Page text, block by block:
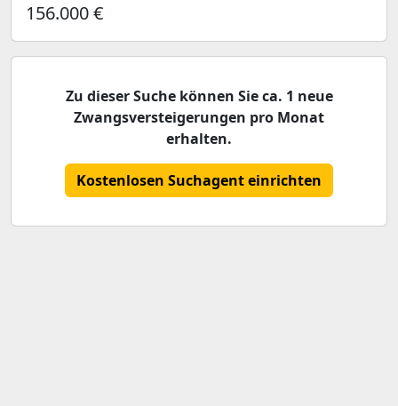
156.000 €
Zu dieser Suche können Sie ca. 1 neue
Zwangsversteigerungen pro Monat
erhalten.
Kostenlosen Suchagent einrichten